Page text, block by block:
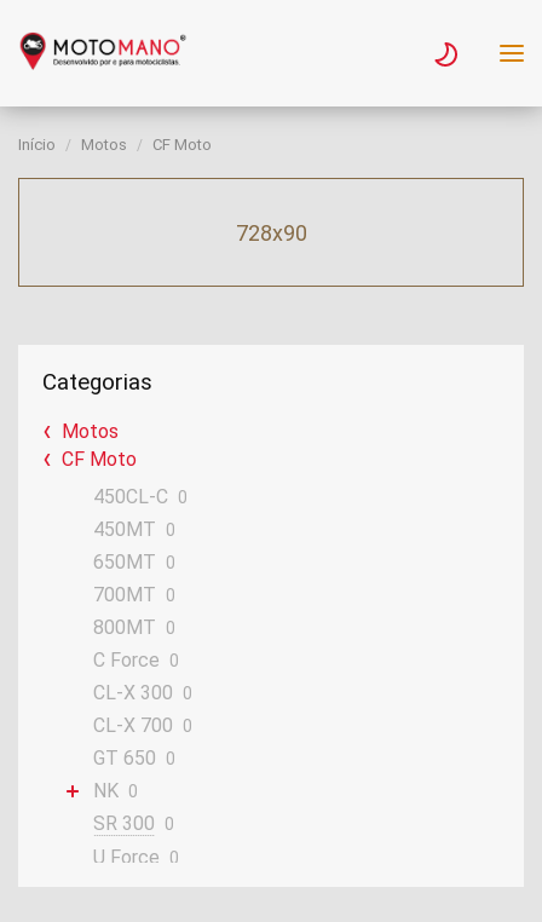
Início Motos CF Moto
728x90
Categorias
Motos
CF Moto
450CL-C
0
450MT 0
650MT 0
700MT 0
800MT 0
C Force 0
CL-X 300 0
CL-X 700 0
GT 650 0
NK 0
SR 300 0
U Force 0